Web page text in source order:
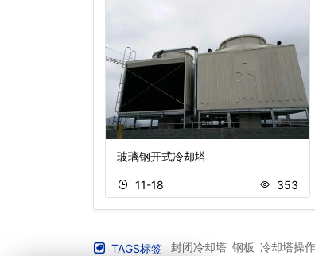
玻璃钢开式冷却塔
11-18 353
TAGS标签 封闭冷却塔 钢板 冷却塔操作